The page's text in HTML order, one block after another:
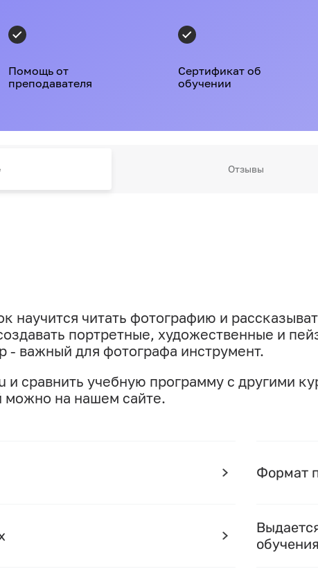
Помощь от
преподавателя
Сертификат об
обучении
Отзывы
научится читать фотографию и
портретные, художественные и
- важный для фотографа инструмент.
и сравнить учебную программу с другими
можно на нашем сайте.
Формат
обучения